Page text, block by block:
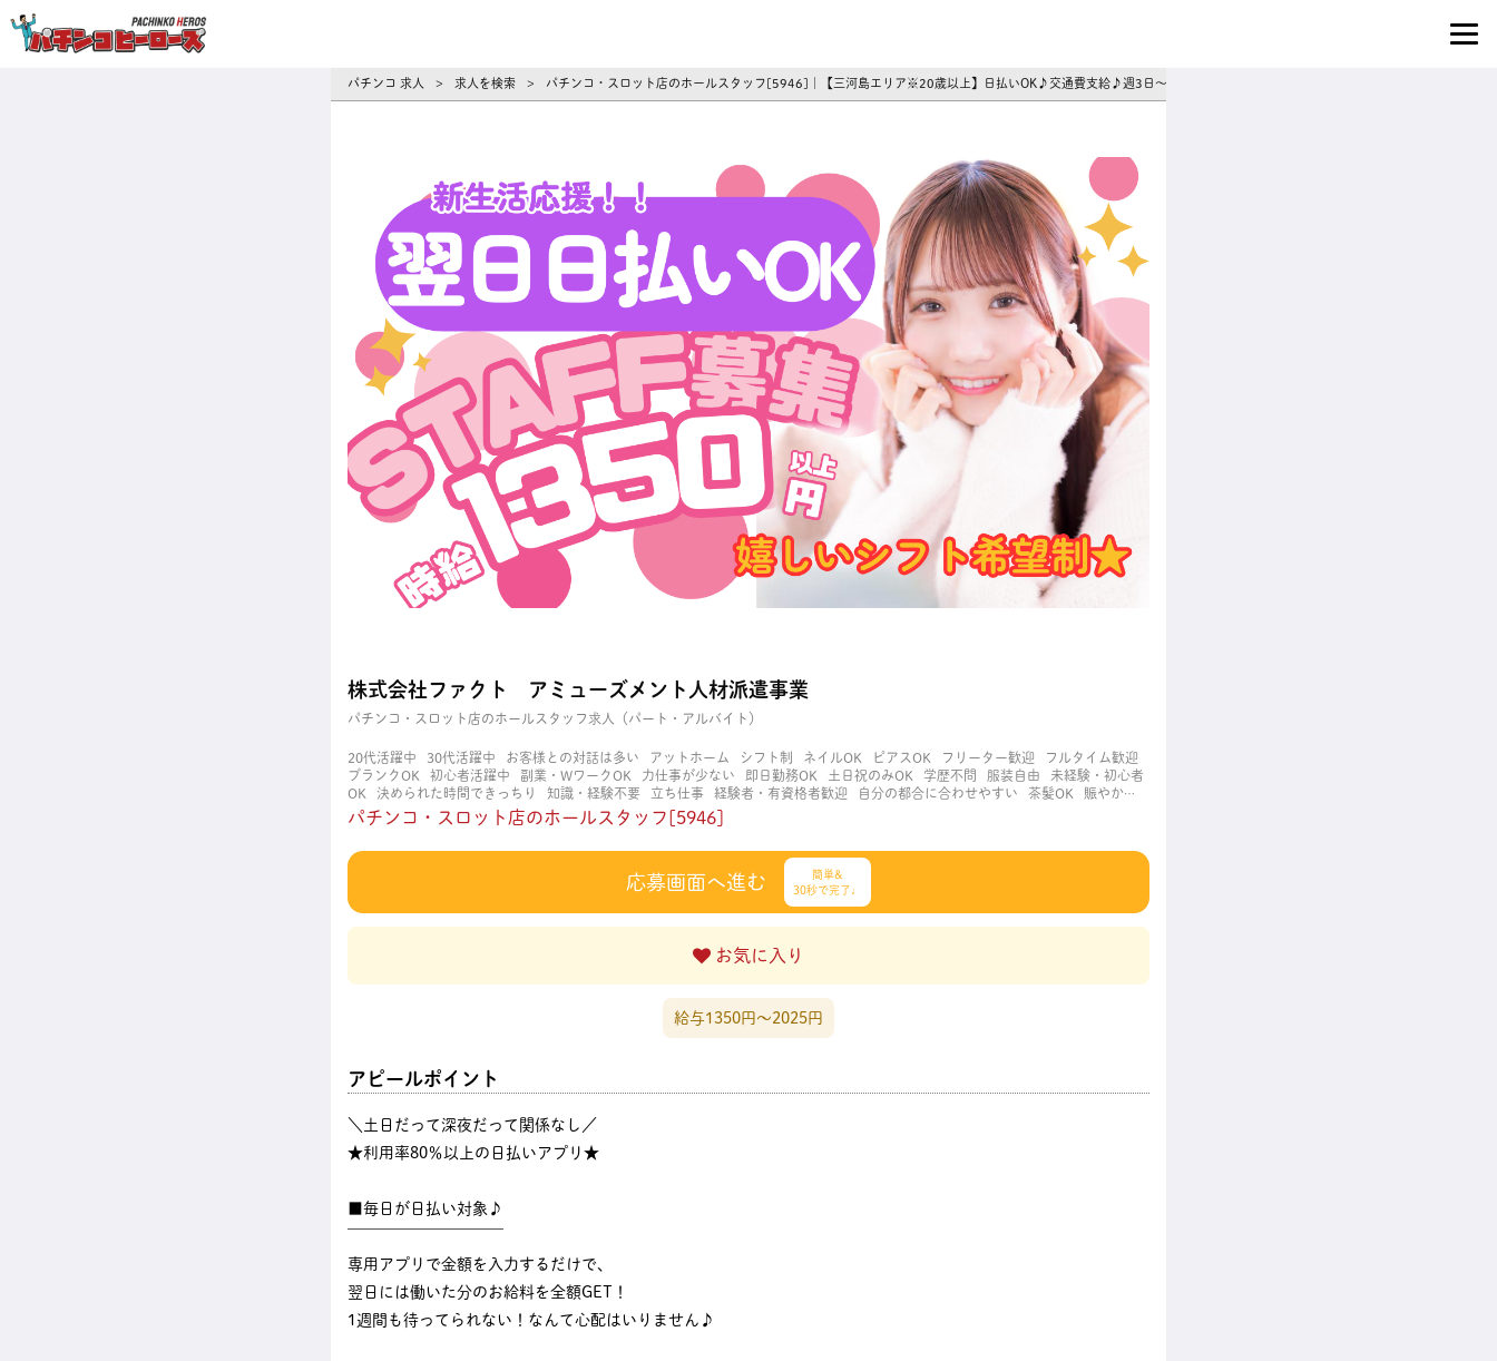
パチンコ 求人 > 求人を検索 > パチンコ・スロット店のホールスタッフ[5946]｜【三河島エリア※20歳以上】日払いOK♪交通費支給♪週3日～シフト相談◎
株式会社ファクト アミューズメント人材派遣事業
パチンコ・スロット店のホールスタッフ求人（パート・アルバイト）
20代活躍中 30代活躍中 お客様との対話は多い アットホーム シフト制 ネイルOK ピアスOK フリーター歓迎
フルタイム歓迎
ブランクOK
初心者活躍中 副業・WワークOK 力仕事が少ない 即日勤務OK 土日祝のみOK 学歴不問 服装自由
未経験・初心者
OK
決められた時間できっちり 知識・経験不要 立ち仕事 経験者・有資格者歓迎 自分の都合に合わせやすい 茶髪OK
賑やかな
職場
週4日以上OK 長く働ける 長期歓迎 髪型自由 髪色自由
パチンコ・スロット店のホールスタッフ[5946]
応募画面へ進む
簡単&
30秒で完了♩
お気に入り
給与1350円〜2025円
アピールポイント
＼土日だって深夜だって関係なし／
★利用率80％以上の日払いアプリ★
■毎日が日払い対象♪
専用アプリで金額を入力するだけで、
翌日には働いた分のお給料を全額GET！
1週間も待ってられない！なんて心配はいりません♪